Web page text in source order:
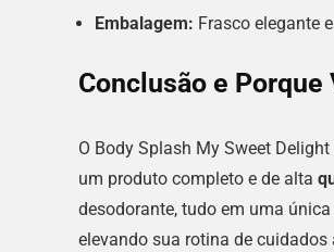
Embalagem: Frasco elegante
Conclusão e Porque
O Body Splash My Sweet
um produto completo e de alta
desodorante, tudo em uma
elevando sua rotina de cuidados